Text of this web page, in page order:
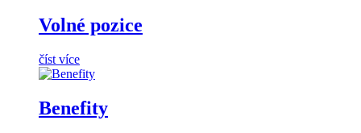
Volné pozice
číst více
Benefity